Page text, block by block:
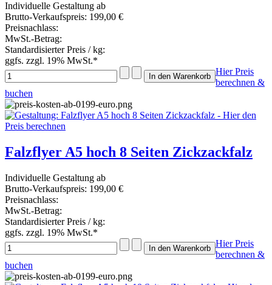
Individuelle Gestaltung ab
Brutto-Verkaufspreis: 199,00 €
Preisnachlass:
MwSt.-Betrag:
Standardisierter Preis / kg:
ggfs. zzgl. 19% MwSt.*
Hier Preis
berechnen &
buchen
Falzflyer A5 hoch 8 Seiten Zickzackfalz
Individuelle Gestaltung ab
Brutto-Verkaufspreis: 199,00 €
Preisnachlass:
MwSt.-Betrag:
Standardisierter Preis / kg:
ggfs. zzgl. 19% MwSt.*
Hier Preis
berechnen &
buchen